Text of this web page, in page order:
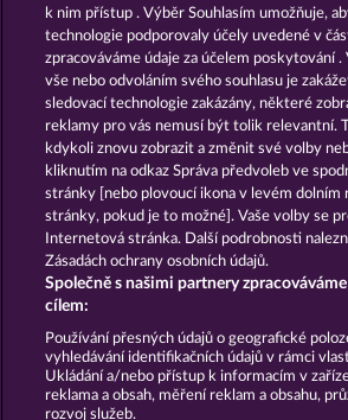
MAGIC BOOK 6
Podmínky Prohlášení o
Kontakt Společnost
Facebook
Podat Žádost o
k nim přístup . Výběr Souhlasím umožňuje,
technologie podporovaly účely uvedené v
zpracováváme údaje za účelem poskytování
vše nebo odvoláním svého souhlasu je
sledovací technologie zakázány, některé
reklamy pro vás nemusí být tolik relevantní.
kdykoli znovu zobrazit a změnit své volby
kliknutím na odkaz Správa předvoleb ve
stránky [nebo plovoucí ikona v levém dolním
stránky, pokud je to možné]. Vaše volby se
Internetová stránka. Další podrobnosti
Zásadách ochrany osobních údajů.
Společně s našimi partnery
cílem:
Používání přesných údajů o geografické
vyhledávání identifikačních údajů v rámci
Ukládání a/nebo přístup k informacím v
reklama a obsah, měření reklam a obsahu,
rozvoj služeb.